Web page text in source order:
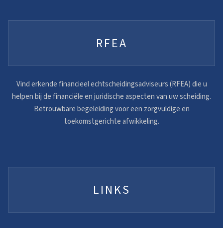
RFEA
Vind erkende financieel echtscheidingsadviseurs (RFEA) die u
helpen bij de financiële en juridische aspecten van uw scheiding.
Betrouwbare begeleiding voor een zorgvuldige en
toekomstgerichte afwikkeling.
LINKS